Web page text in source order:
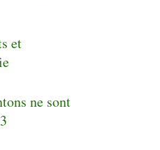
et
ne sont